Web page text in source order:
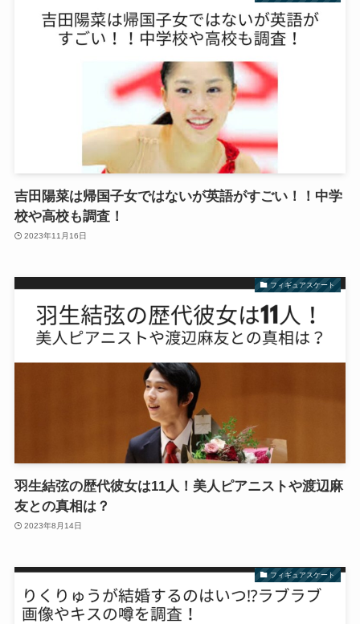
吉田陽菜は帰国子女ではないが英語がすごい！！中学
校や高校も調査！
2023年11月16日
フィギュアスケート
羽生結弦の歴代彼女は11人！美人ピアニストや渡辺麻
友との真相は？
2023年8月14日
フィギュアスケート